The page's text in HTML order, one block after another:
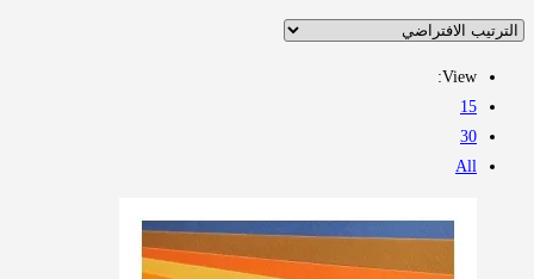
View:
15
30
All